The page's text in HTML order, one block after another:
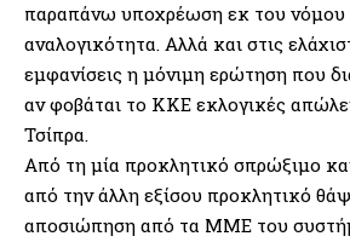
παραπάνω υποχρέωση εκ του νόμου
αναλογικότητα. Αλλά και στις
εμφανίσεις η μόνιμη ερώτηση που
αν φοβάται το ΚΚΕ εκλογικές
Τσίπρα.
Από τη μία προκλητικό σπρώξιμο
από την άλλη εξίσου προκλητικό
αποσιώπηση από τα ΜΜΕ του